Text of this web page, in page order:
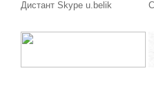
Дистант Skype u.belik